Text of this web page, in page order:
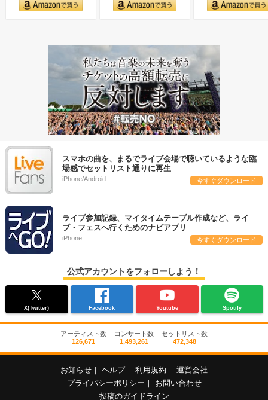
スマホの曲を、まるでライブ会場で聴いているような臨
場感でセットリスト通りに再生
iPhone/Android 今すぐダウンロード
ライブ参加記録、マイタイムテーブル作成など、ライ
ブ・フェスへ行くためのナビアプリ
iPhone 今すぐダウンロード
公式アカウントをフォローしよう！
X(Twitter) Facebook Youtube Spotify
アーティスト数
126,671
コンサート数
1,493,261
セットリスト数
472,348
お知らせ ヘルプ 利用規約
運営会社
プライバシーポリシー
お問い合わせ
投稿のガイドライン